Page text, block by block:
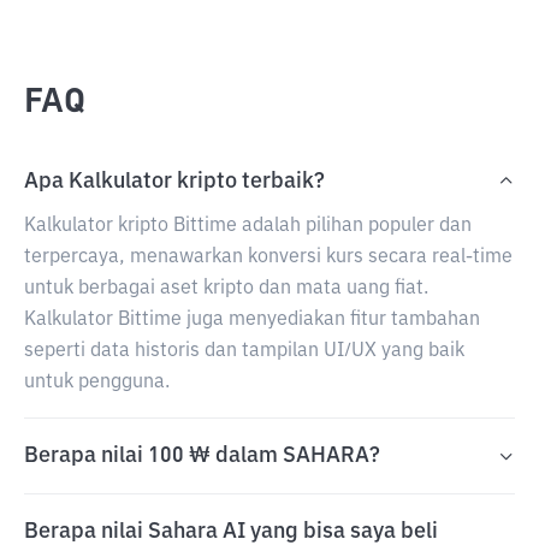
FAQ
Apa Kalkulator kripto terbaik?
Kalkulator kripto Bittime adalah pilihan populer dan
terpercaya, menawarkan konversi kurs secara real-time
untuk berbagai aset kripto dan mata uang fiat.
Kalkulator Bittime juga menyediakan fitur tambahan
seperti data historis dan tampilan UI/UX yang baik
untuk pengguna.
Berapa nilai 100 ₩ dalam SAHARA?
Berapa nilai Sahara AI yang bisa saya beli